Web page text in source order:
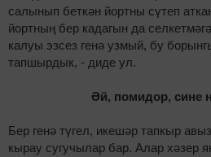
салынып беткән йортны сүтеп
йортның бер кадагын да
калуы эзсез генә узмый, бу
тапшырдык, - диде ул.
Әй, помидор, сине
Бер генә түгел, икешәр тапкыр
кырау сугучылар бар. Алар хәзер